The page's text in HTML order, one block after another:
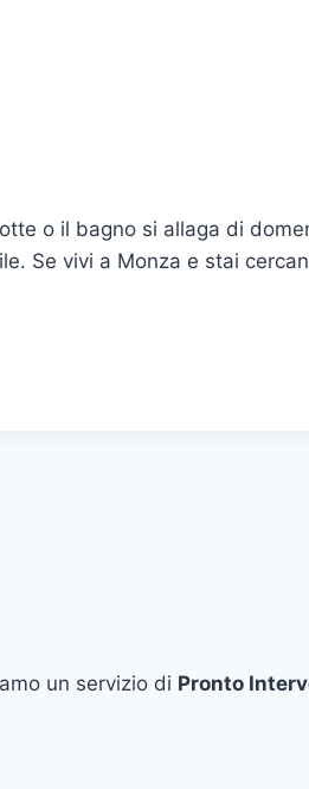
o il bagno si allaga di
Se vivi a Monza e stai
un servizio di Pronto